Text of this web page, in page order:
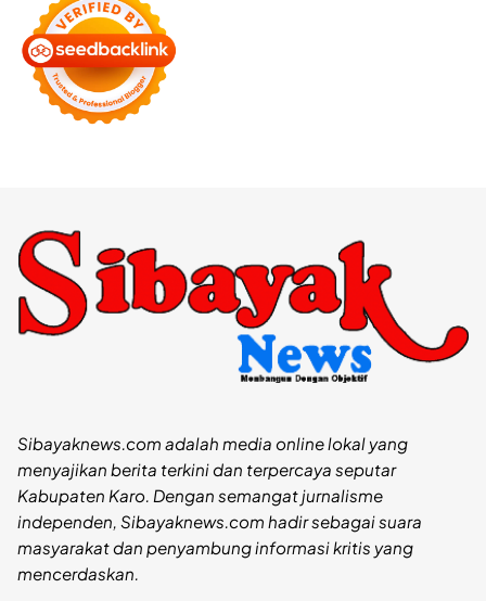
Sibayaknews.com adalah media online lokal yang
menyajikan berita terkini dan terpercaya seputar
Kabupaten Karo. Dengan semangat jurnalisme
independen, Sibayaknews.com hadir sebagai suara
masyarakat dan penyambung informasi kritis yang
mencerdaskan.